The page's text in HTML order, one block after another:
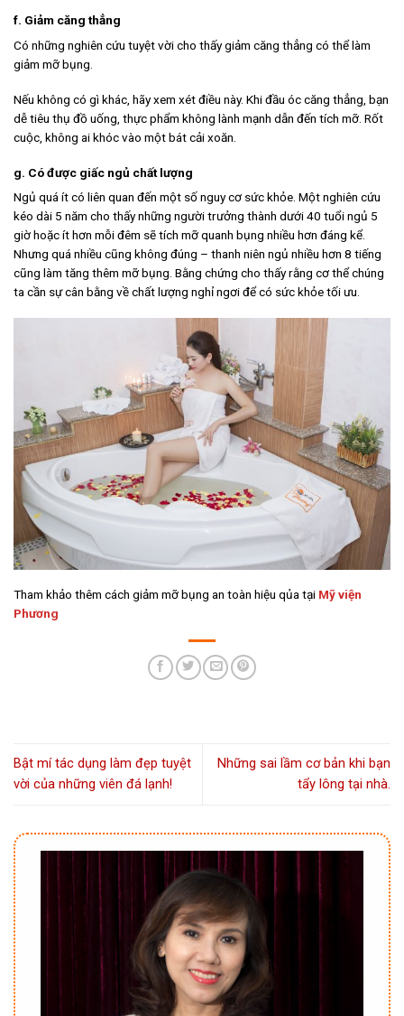
f. Giảm căng thẳng
Có những nghiên cứu tuyệt vời cho thấy giảm căng thẳng có thể làm
giảm mỡ bụng.
Nếu không có gì khác, hãy xem xét điều này. Khi đầu óc căng thẳng, bạn
dễ tiêu thụ đồ uống, thực phẩm không lành mạnh dẫn đến tích mỡ. Rốt
cuộc, không ai khóc vào một bát cải xoăn.
g. Có được giấc ngủ chất lượng
Ngủ quá ít có liên quan đến một số nguy cơ sức khỏe. Một nghiên cứu
kéo dài 5 năm cho thấy những người trưởng thành dưới 40 tuổi ngủ 5
giờ hoặc ít hơn mỗi đêm sẽ tích mỡ quanh bụng nhiều hơn đáng kể.
Nhưng quá nhiều cũng không đúng – thanh niên ngủ nhiều hơn 8 tiếng
cũng làm tăng thêm mỡ bụng. Bằng chứng cho thấy rằng cơ thể chúng
ta cần sự cân bằng về chất lượng nghỉ ngơi để có sức khỏe tối ưu.
Tham khảo thêm cách giảm mỡ bụng an toàn hiệu qủa tại Mỹ viện
Phương
Bật mí tác dụng làm đẹp tuyệt
vời của những viên đá lạnh!
Những sai lầm cơ bản khi bạn
tẩy lông tại nhà.